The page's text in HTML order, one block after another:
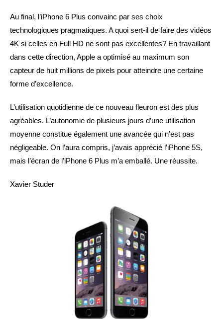
Au final, l’iPhone 6 Plus convainc par ses choix
technologiques pragmatiques. A quoi sert-il de faire des vidéos
4K si celles en Full HD ne sont pas excellentes? En travaillant
dans cette direction, Apple a optimisé au maximum son
capteur de huit millions de pixels pour atteindre une certaine
forme d’excellence.
L’utilisation quotidienne de ce nouveau fleuron est des plus
agréables. L’autonomie de plusieurs jours d’une utilisation
moyenne constitue également une avancée qui n’est pas
négligeable. On l’aura compris, j’avais apprécié l’iPhone 5S,
mais l’écran de l’iPhone 6 Plus m’a emballé. Une réussite.
Xavier Studer